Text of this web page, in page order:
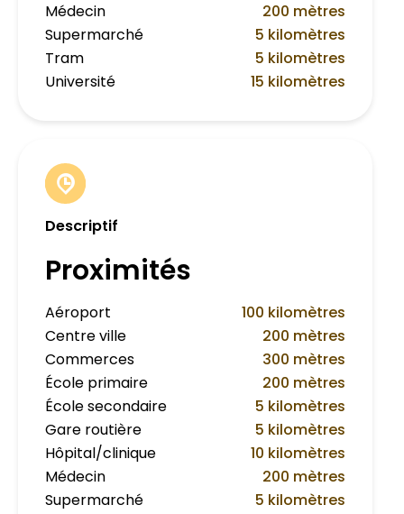
Médecin
200 mètres
Supermarché
5 kilomètres
Tram
5 kilomètres
Université
15 kilomètres
Descriptif
Proximités
Aéroport
100 kilomètres
Centre ville
200 mètres
Commerces
300 mètres
École primaire
200 mètres
École secondaire
5 kilomètres
Gare routière
5 kilomètres
Hôpital/clinique
10 kilomètres
Médecin
200 mètres
Supermarché
5 kilomètres